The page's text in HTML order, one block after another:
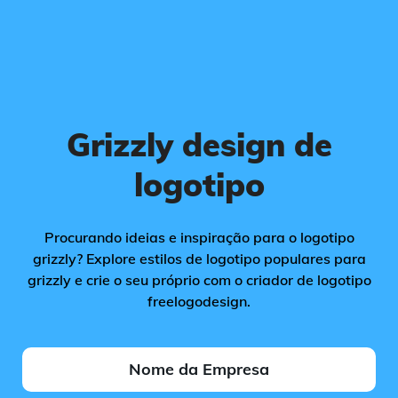
Grizzly design de
logotipo
Procurando ideias e inspiração para o logotipo
grizzly? Explore estilos de logotipo populares para
grizzly e crie o seu próprio com o criador de logotipo
freelogodesign.